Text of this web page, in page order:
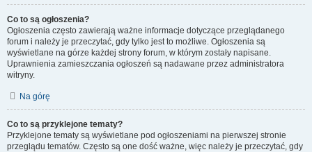
Co to są ogłoszenia?
Ogłoszenia często zawierają ważne informacje dotyczące przeglądanego
forum i należy je przeczytać, gdy tylko jest to możliwe. Ogłoszenia są
wyświetlane na górze każdej strony forum, w którym zostały napisane.
Uprawnienia zamieszczania ogłoszeń są nadawane przez administratora
witryny.
Na górę
Co to są przyklejone tematy?
Przyklejone tematy są wyświetlane pod ogłoszeniami na pierwszej stronie
przeglądu tematów. Często są one dość ważne, więc należy je przeczytać, gdy